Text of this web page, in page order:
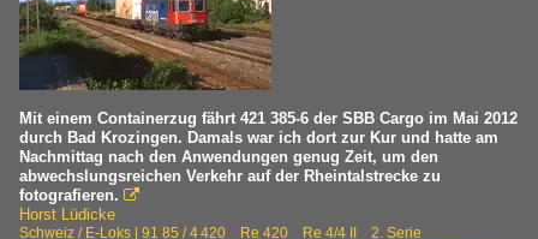
Mit einem Containerzug fährt 421 385-6 der SBB Cargo im Mai 2012
durch Bad Krozingen. Damals war ich dort zur Kur und hatte am
Nachmittag nach den Anwendungen genug Zeit, um den
abwechslungsreichen Verkehr auf der Rheintalstrecke zu
fotografieren. 
Horst Lüdicke
Schweiz / E-Loks | 91 85 / 4 420 Re 420 Re 4/4 II 2. Serie